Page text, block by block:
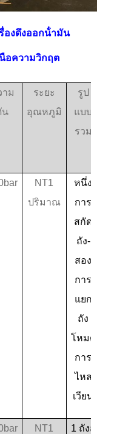
องดึงออกน้ํามัน
อความวิกฤต
าม
น
ระยะ
อุณหภูมิ
รูป
แบบ
รวม
NT1
ปริมาณ
หนึ่ง
การ
สกัด
ถัง-
สอง
การ
แยก
ถัง
โหมด
การ
ไหล
เวียน
NT1
1 ถังส